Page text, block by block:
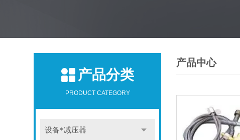
产品分类
PRODUCT CATEGORY
设备*减压器
产品中心